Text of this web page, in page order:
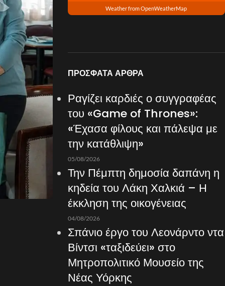
Weather from OpenWeatherMap
ΠΡΌΣΦΑΤΑ ΆΡΘΡΑ
Ραγίζει καρδιές ο συγγραφέας
του «Game of Thrones»:
«Έχασα φίλους και πάλεψα με
την κατάθλιψη»
05/08/2026
Την Πέμπτη δημοσία δαπάνη η
κηδεία του Λάκη Χαλκιά – Η
έκκληση της οικογένειας
04/08/2026
Σπάνιο έργο του Λεονάρντο ντα
Βίντσι «ταξιδεύει» στο
Μητροπολιτικό Μουσείο της
Νέας Υόρκης